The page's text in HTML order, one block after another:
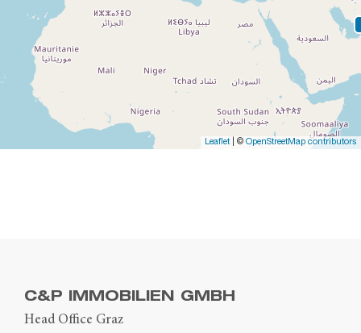
Leaflet| © OpenStreetMap contributors
C&P IMMOBILIEN GMBH
Head Office Graz